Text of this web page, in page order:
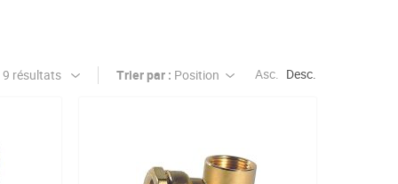
Trier par : Asc. Desc.